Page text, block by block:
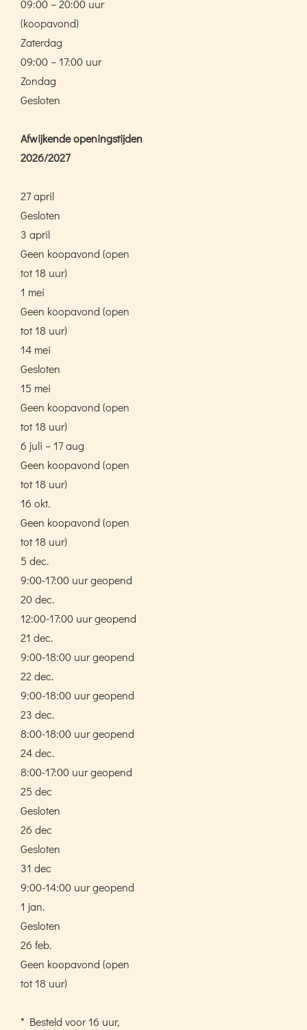
09:00 – 20:00 uur
(koopavond)
Zaterdag
09:00 – 17:00 uur
Zondag
Gesloten
Afwijkende openingstijden
2026/2027
27 april
Gesloten
3 april
Geen koopavond (open
tot 18 uur)
1 mei
Geen koopavond (open
tot 18 uur)
14 mei
Gesloten
15 mei
Geen koopavond (open
tot 18 uur)
6 juli – 17 aug
Geen koopavond (open
tot 18 uur)
16 okt.
Geen koopavond (open
tot 18 uur)
5 dec.
9:00-17:00 uur geopend
20 dec.
12:00-17:00 uur geopend
21 dec.
9:00-18:00 uur geopend
22 dec.
9:00-18:00 uur geopend
23 dec.
8:00-18:00 uur geopend
24 dec.
8:00-17:00 uur geopend
25 dec
Gesloten
26 dec
Gesloten
31 dec
9:00-14:00 uur geopend
1 jan.
Gesloten
26 feb.
Geen koopavond (open
tot 18 uur)
* Besteld voor 16 uur,